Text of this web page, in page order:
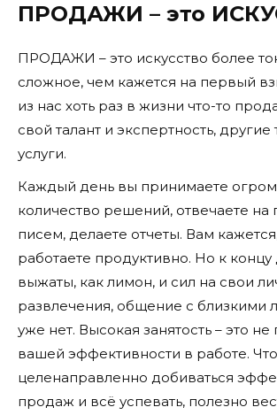
ПРОДАЖИ – это
ПРОДАЖИ – это искусство более
сложное, чем кажется на первый
из нас хоть раз в жизни что-то
свой талант и экспертность,
услуги.
Каждый день вы принимаете
количество решений, отвечаете на
писем, делаете отчеты. Вам
работаете продуктивно. Но к
выжаты, как лимон, и сил на свои
развлечения, общение с близкими
уже нет. Высокая занятость – это не
вашей эффективности в работе.
целенаправленно добиваться
продаж и всё успевать, полезно